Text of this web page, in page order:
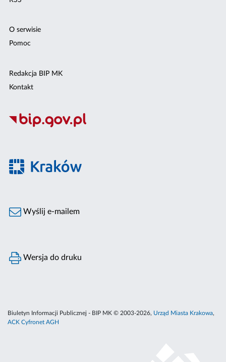
O serwisie
Pomoc
Redakcja BIP MK
Kontakt
Wyślij e-mailem
Wersja do druku
Biuletyn Informacji Publicznej - BIP MK © 2003-2026, Urząd Miasta Krakowa,
ACK Cyfronet AGH